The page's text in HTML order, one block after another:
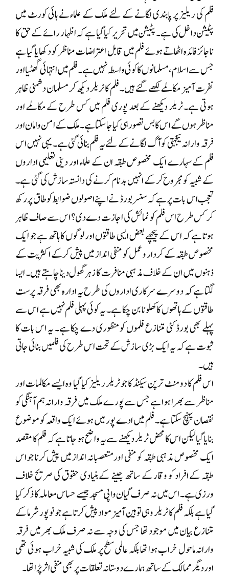
فلم کی ریلیز پر پابندی لگانے کے لئے ملک کے علماء نے ہائی کورٹ میں
پٹیشن داخل کی ہے۔ پٹیشن میں تحریر کیا گیا ہے کہ اظہار رائے کے حق کا
ناجائز فائدہ اٹھاتے ہوئے فلم میں قابل اعتراضات مناظر کو دکھایا گیا ہے
جس سے اسلام، مسلمانوں کا کوئی واسطہ نہیں ہے۔ فلم میں انتہائی گھٹیا اور
نفرت آمیز مکالمے لکھے گئے ہیں۔ فلم کا ٹریلر دیکھ کر مسلمان دشمنی ظاہر
ہوتی ہے۔ ٹریلر دیکھنے کے بعد پوری فلم میں کس طرح کے مکالمے اور
مناظر ہوں گے اس کا بس تصور ہی کیا جاسکتا ہے۔ ملک کے امن و امان اور
فرقہ وارانہ یکجہتی کو آگ لگانے کے لئے یہ فلم بنائی گئی ہے۔ یہی نہیں اس
فلم کے سہارے ایک مخصوص طبقہ ان کے علماء اور دینی تعلیمی اداروں
کے شبیہ کو مجروح کر کے انہیں بدنام کرنے کی دانستہ سازش کی گئی ہے۔
تعجب اس بات پر ہے کہ سنسر بورڈ نے اپنے اصولوں ضوابط کو طاق پر رکھ
کر کس طر ح اس فلم کو نمائش کی اجازت دے دی؟ اس سے صاف ظاہر
ہوتا ہے کہ اس کے پیچھے بعض ایسی طاقتوں اور لوگوں کا ہاتھ ہے جو ایک
مخصوص طبقہ کے کردار و عمل کو منفی انداز میں پیش کرکے اکثریت کے
ذہنوں میں ان کے خلاف مذہبی منافرت کا زہر گھول دینا چاہتے ہیں۔ ایسا
لگتا ہے کہ دوسرے سرکاری اداروں کی طرح یہ ادارہ بھی فرقہ پرست
طاقتوں کے ہاتھوں کا کھلونا بن چکا ہے۔ یہ کوئی پہلی فلم نہیں ہے اس سے
پہلے بھی بورڈ کئی متنازع فلموں کو منظوری دے چکا ہے۔ یہ اس بات کا
ثبوت ہے کہ یہ ایک بڑی سازش کے تحت اس طرح کی فلمیں بنائی جاتی
ہیں۔
اس فلم کا دو منٹ ترپن سیکنڈ کا جو ٹریلر ریلیز کیا گیا وہ ایسے مکالمات اور
مناظر سے بھرا ہوا ہے جس سے پورے ملک میں فرقہ وارانہ ہم آہنگی کو
نقصان پہنچ سکتا ہے۔ فلم میں ادے پور میں ہوئے ایک واقعہ کو موضوع
بنایا گیا لیکن اس کا محض ٹریلر دیکھنے سے یہ واضح ہو جاتا ہے کہ فلم کا مقصد
ایک مخصوص مذہبی طبقہ کو منفی اور متعصبانہ انداز میں پیش کرنا جو اس
طبقہ کے افراد کو وقار کے ساتھ جینے کے بنیادی حقوق کی صریح خلاف
ورزی ہے۔ اس میں نہ صرف گیان واپی مسجد جیسے حساس معاملہ کا ذکر کیا
گیا ہے بلکہ فلم کا ٹریلر وہی توہین آمیز مواد پیش کرتا ہے جو نوپور شرما کے
متنازع بیان میں موجود تھا جس کی وجہ سے نہ صرف ملک بھر میں فرقہ
وارانہ ماحول خراب ہوا تھا بلکہ عالمی سطح پر ملک کی شبیہ خراب ہوئی تھی
اور دیگر ممالک کے ساتھ ہمارے دوستانہ تعلقات پر بھی منفی اثر پڑا تھا۔